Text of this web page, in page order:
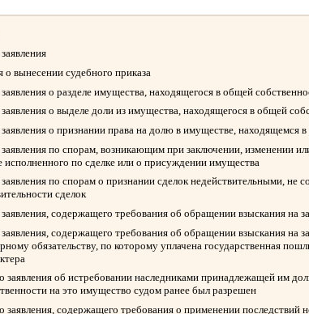
о вынесении судебного приказа
о разделе имущества, находящегося в общей
о выделе доли из имущества, находящегося в общей
о признании права на долю в имуществе, находящемся
по спорам, возникающим при заключении, изменении
исполненного по сделке или о присуждении имущества
по спорам о признании сделок недействительными, не
сделок
содержащего требования об обращении взыскания на
содержащего требования об обращении взыскания на
обязательству, по которому уплачена государственная
заявления об истребовании наследниками принадлежащей им
на это имущество судом ранее был разрешен
заявления, содержащего требования о применении последствий